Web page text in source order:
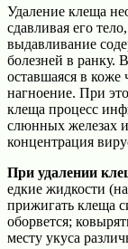
Удаление клеща
сдавливая его
выдавливание
болезней в ранку.
оставшаяся в коже
нагноение. При
клеща процесс
слюнных железах и
концентрация
При удалении
едкие жидкости
прижигать клеща
оборвется;
месту укуса